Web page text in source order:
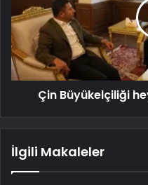
Çin Büyükelçiliği
İlgili Makaleler